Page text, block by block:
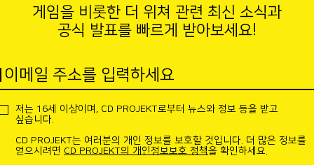
게임을 비롯한 더 위쳐 관련 최신 소식과
공식 발표를 빠르게 받아보세요!
이메일 주소를 입력하세요
저는 16세 이상이며, CD PROJEKT로부터 뉴스와 정보 등을 받고
싶습니다.
CD PROJEKT는 여러분의 개인 정보를 보호할 것입니다. 더 많은 정보를
얻으시려면 CD PROJEKT의 개인정보보호 정책을 확인하세요.